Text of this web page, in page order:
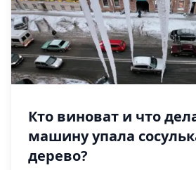
Кто виноват и что
машину упала
дерево?